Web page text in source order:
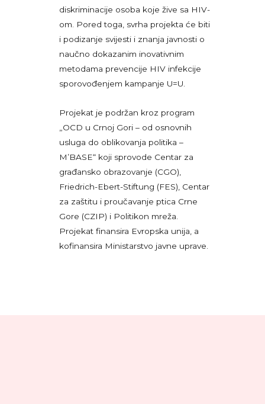
diskriminacije osoba koje žive sa HIV-
om. Pored toga, svrha projekta će biti
i podizanje svijesti i znanja javnosti o
naučno dokazanim inovativnim
metodama prevencije HIV infekcije
sporovođenjem kampanje U=U.
Projekat je podržan kroz program
„OCD u Crnoj Gori – od osnovnih
usluga do oblikovanja politika –
M’BASE“ koji sprovode Centar za
građansko obrazovanje (CGO),
Friedrich-Ebert-Stiftung (FES), Centar
za zaštitu i proučavanje ptica Crne
Gore (CZIP) i Politikon mreža.
Projekat finansira Evropska unija, a
kofinansira Ministarstvo javne uprave.